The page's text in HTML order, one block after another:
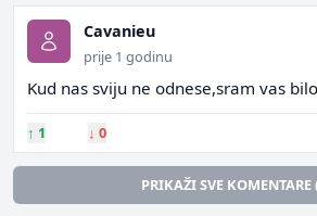
Cavanieu
prije 1 godinu
Kud nas sviju ne odnese,sram vas bilo
↑ 1 ↓ 0
PRIKAŽI SVE KOMENTARE